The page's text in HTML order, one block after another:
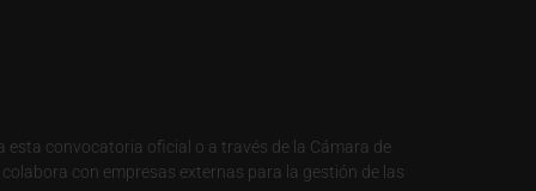
convocatoria oficial o a través de la Cámara de
con empresas externas para la gestión de las